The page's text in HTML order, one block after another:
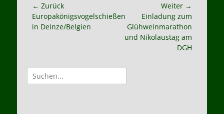
Beitragsnavigation
← Zurück
Vorheriger
Beitrag:
Europakönigsvogelschießen
in Deinze/Belgien
Weiter →
Nächster
Beitrag:
Einladung zum
Glühweinmarathon
und Nikolaustag am
DGH
Suche
nach: